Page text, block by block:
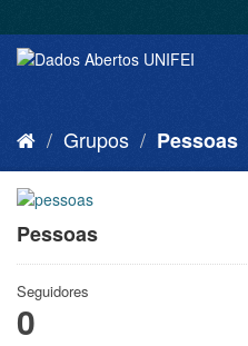
Grupos Pessoas
Pessoas
Seguidores
0